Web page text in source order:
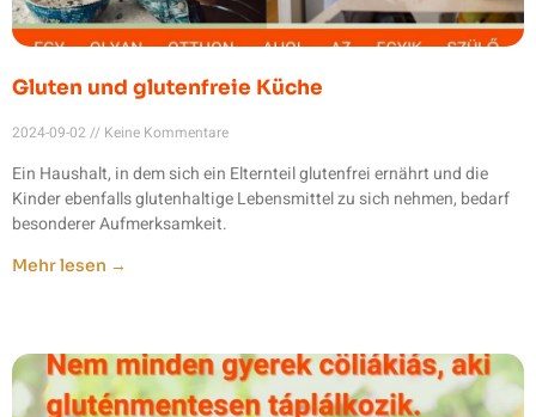
Gluten und glutenfreie Küche
2024-09-02 Keine Kommentare
Ein Haushalt, in dem sich ein Elternteil glutenfrei ernährt und die
Kinder ebenfalls glutenhaltige Lebensmittel zu sich nehmen, bedarf
besonderer Aufmerksamkeit.
Mehr lesen →